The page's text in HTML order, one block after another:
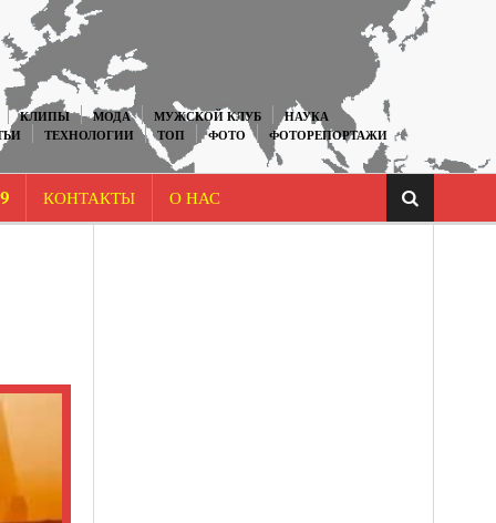
КЛИПЫ МОДА МУЖСКОЙ КЛУБ
НАУКА
ТЕХНОЛОГИИ ТОП ФОТО ФОТОРЕПОРТАЖИ
КОНТАКТЫ О НАС